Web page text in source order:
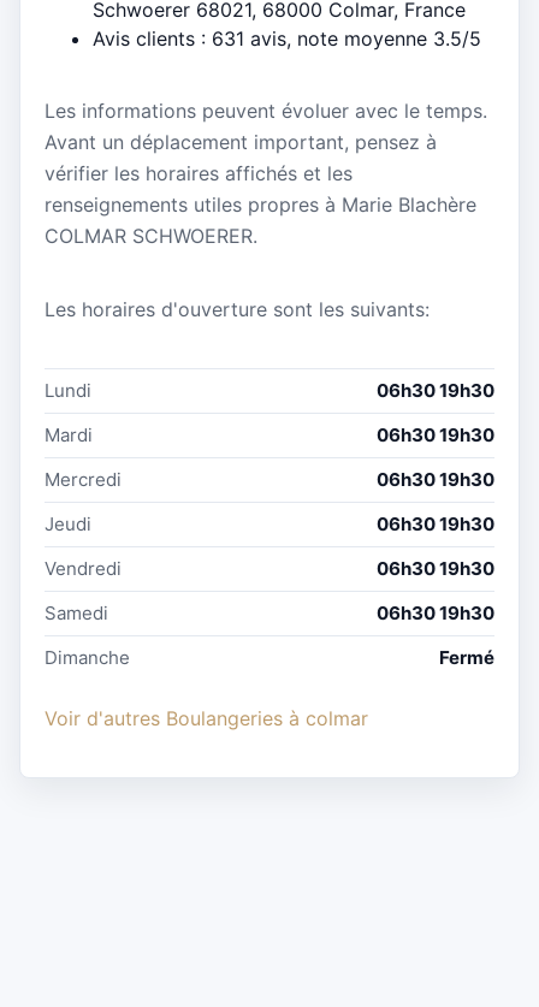
Schwoerer 68021, 68000 Colmar, France
Avis clients : 631 avis, note moyenne 3.5/5
Les informations peuvent évoluer avec le temps.
Avant un déplacement important, pensez à
vérifier les horaires affichés et les
renseignements utiles propres à Marie Blachère
COLMAR SCHWOERER.
Les horaires d'ouverture sont les suivants:
Lundi
06h30 19h30
Mardi
06h30 19h30
Mercredi
06h30 19h30
Jeudi
06h30 19h30
Vendredi
06h30 19h30
Samedi
06h30 19h30
Dimanche
Fermé
Voir d'autres Boulangeries à colmar